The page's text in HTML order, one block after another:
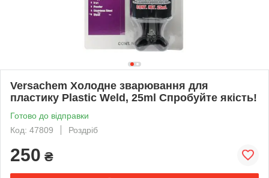
Versachem Холодне зварювання для
пластику Plastic Weld, 25ml Спробуйте якість!
Готово до відправки
Код: 47809
Роздріб
250 ₴